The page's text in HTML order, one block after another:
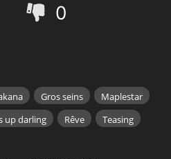
0
Gros seins
Maplestar
up darling Rêve Teasing